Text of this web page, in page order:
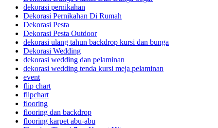
dekorasi pernikahan
Dekorasi Pernikahan Di Rumah
Dekorasi Pesta
Dekorasi Pesta Outdoor
dekorasi ulang tahun backdrop kursi dan bunga
Dekorasi Wedding
dekorasi wedding dan pelaminan
dekorasi wedding tenda kursi meja pelaminan
event
flip chart
flipchart
flooring
flooring dan backdrop
flooring karpet abu-abu